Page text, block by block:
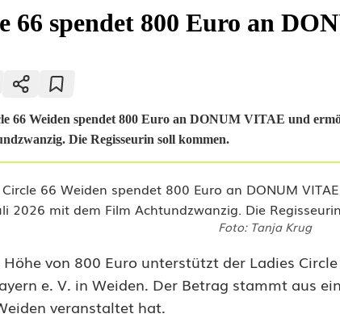
66 spendet 800 Euro an
66 Weiden spendet 800 Euro an DONUM VITAE und
Die Regisseurin soll kommen.
Foto: Tanja Krug
von 800 Euro unterstützt der Ladies
e. V. in Weiden. Der Betrag stammt aus
veranstaltet hat.